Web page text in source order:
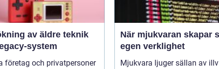
av äldre teknik
system
företag och privatpersoner
När mjukvaran skapar
egen verklighet
Mjukvara ljuger sällan av